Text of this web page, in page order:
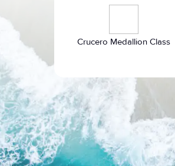
Crucero Medallion Class